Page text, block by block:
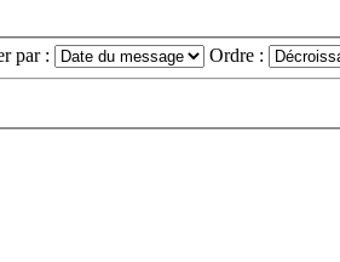
par : Ordre :